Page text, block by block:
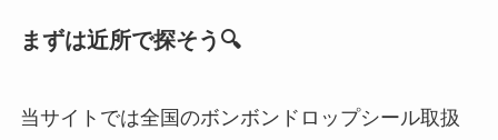
まずは近所で探そう🔍
当サイトでは全国のボンボンドロップシール取扱